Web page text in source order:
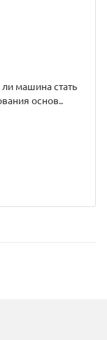
машина стать
основ..